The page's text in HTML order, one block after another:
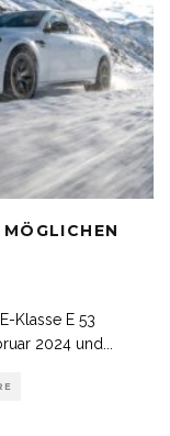
Klasse E 53
2024 und